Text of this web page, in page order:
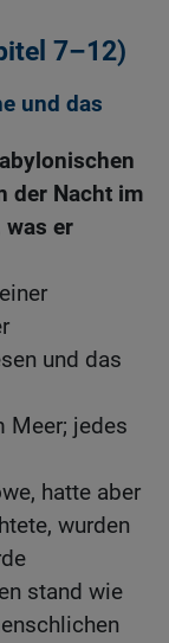
7–12)
und das
der Nacht im
was er
und das
Meer; jedes
hatte aber
wurden
stand wie